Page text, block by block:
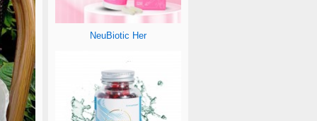
NeuBiotic Her